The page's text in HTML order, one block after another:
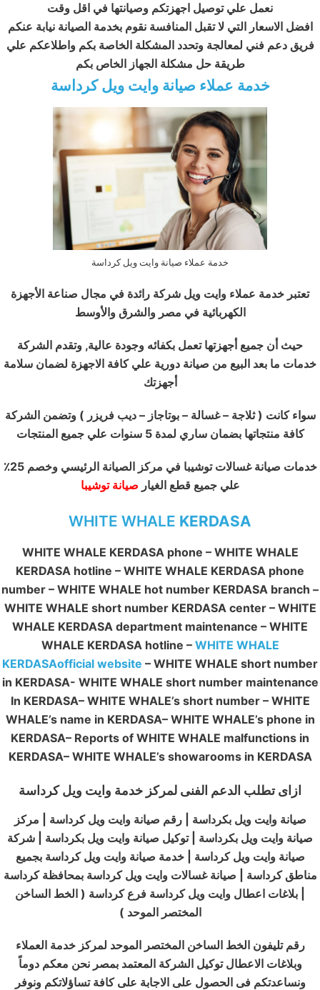
نعمل علي توصيل اجهزتكم وصيانتها في اقل وقت
افضل الاسعار التي لا تقبل المنافسة نقوم بخدمة الصيانة نيابة عنكم
فريق دعم فني لمعالجة وتحدد المشكلة الخاصة بكم واطلاعكم علي
طريقة حل مشكلة الجهاز الخاص بكم
خدمة عملاء صيانة وايت ويل كرداسة
خدمة عملاء صيانة وايت ويل كرداسة
تعتبر خدمة عملاء وايت ويل شركة رائدة في مجال صناعة الأجهزة
الكهربائية في مصر والشرق والأوسط
حيث أن جميع أجهزتها تعمل بكفائه وجودة عالية, وتقدم الشركة
خدمات ما بعد البيع من صيانة دورية علي كافة الاجهزة لضمان سلامة
أجهزتك
سواء كانت ( ثلاجة – غسالة – بوتاجاز – ديب فريزر ) وتضمن الشركة
كافة منتجاتها بضمان ساري لمدة 5 سنوات علي جميع المنتجات
خدمات صيانة غسالات توشيبا في مركز الصيانة الرئيسي وخصم 25٪
علي جميع قطع الغيار صيانة توشيبا
WHITE WHALE KERDASA
WHITE WHALE KERDASA phone – WHITE WHALE
KERDASA hotline – WHITE WHALE KERDASA phone
number – WHITE WHALE hot number KERDASA branch –
WHITE WHALE short number KERDASA center – WHITE
WHALE KERDASA department maintenance – WHITE
WHALE KERDASA hotline – WHITE WHALE
KERDASAofficial website – WHITE WHALE short number
in KERDASA- WHITE WHALE short number maintenance
In KERDASA– WHITE WHALE’s short number – WHITE
WHALE’s name in KERDASA– WHITE WHALE’s phone in
KERDASA– Reports of WHITE WHALE malfunctions in
KERDASA– WHITE WHALE’s showarooms in KERDASA
ازاى تطلب الدعم الفنى لمركز خدمة وايت ويل كرداسة
صيانة وايت ويل بكرداسة | رقم صيانة وايت ويل كرداسة | مركز
صيانة وايت ويل بكرداسة | توكيل صيانة وايت ويل بكرداسة | شركة
صيانة وايت ويل كرداسة | خدمة صيانة وايت ويل كرداسة بجميع
مناطق كرداسة | صيانة غسالات وايت ويل كرداسة بمحافظة كرداسة
| بلاغات اعطال وايت ويل كرداسة فرع كرداسة ( الخط الساخن
المختصر الموحد )
رقم تليفون الخط الساخن المختصر الموحد لمركز خدمة العملاء
وبلاغات الاعطال توكيل الشركة المعتمد بمصر نحن معكم دوماً
ونساعدتكم فى الحصول على الاجابة على كافة تساؤلاتكم ونوفر